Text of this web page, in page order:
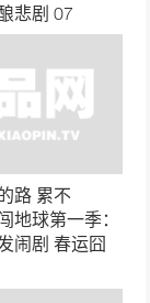
喜剧总动员小
、丫蛋
总动员决赛冠军
悲剧 07
路 累不
地球第一季：
闹剧 春运囧